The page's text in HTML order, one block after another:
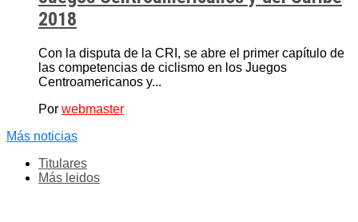
2018
Con la disputa de la CRI, se abre el primer capítulo de
las competencias de ciclismo en los Juegos
Centroamericanos y...
Por webmaster
Más noticias
Titulares
Más leidos